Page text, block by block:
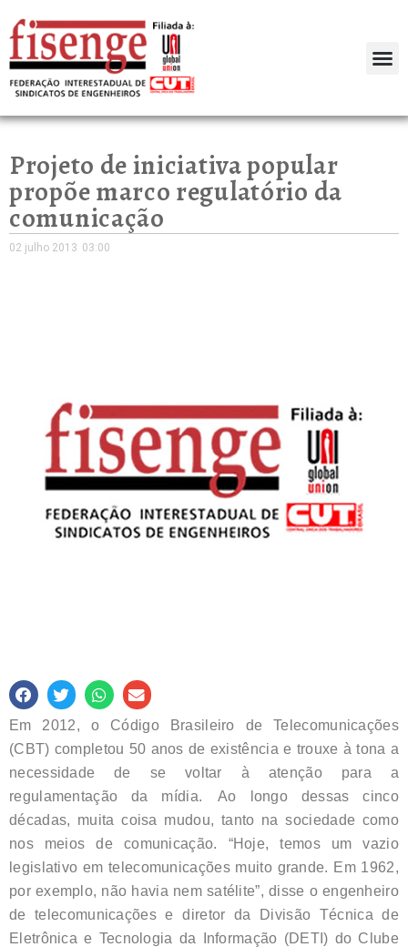
Projeto de iniciativa popular
propõe marco regulatório da
comunicação
02 julho 2013 03:00
Em 2012, o Código Brasileiro de Telecomunicações
(CBT) completou 50 anos de existência e trouxe à tona a
necessidade de se voltar à atenção para a
regulamentação da mídia.
Ao longo dessas cinco
décadas, muita coisa mudou, tanto na sociedade como
nos meios de comunicação. “Hoje, temos um vazio
legislativo em telecomunicações muito grande. Em 1962,
por exemplo, não havia nem satélite”, disse o engenheiro
de telecomunicações e diretor da Divisão Técnica de
Eletrônica e Tecnologia da Informação (DETI) do Clube